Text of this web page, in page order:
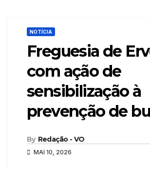
NOTÍCIA
Freguesia de
com ação de
sensibilização à
prevenção de
By Redação - VO
MAI 10, 2026